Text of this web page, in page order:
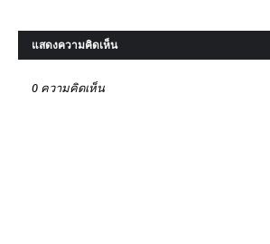
แสดงความคิดเห็น
0 ความคิดเห็น